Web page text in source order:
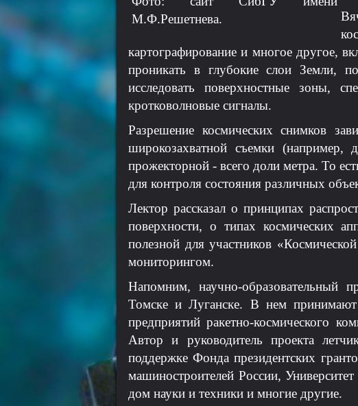
М.Ф.Решетнева.
картографирование и многое другое,
проникать в глубокие слои Земли,
исследовать поверхностные зоны,
кротковолновые сигналы.
Разрешение космических снимков
широкозахватной съемки (например,
прожекторной - всего доли метра. То
для контроля состояния различных
Лектор рассказал о принципах
поверхности, о типах космических
полезной для участников
мониторингом.
Напомним, научно-образовательный
Томске и Луганске. В нем принимают
предприятий ракетно-космического
Автор и руководитель проекта
поддержке Фонда президентских
машиностроителей России,
дом науки и техники и многие другие.